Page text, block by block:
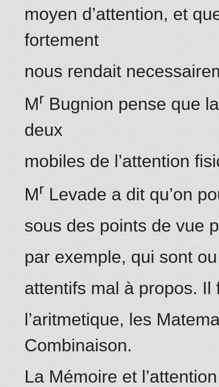
moyen d’attention, et
fortement
nous rendait
Mr Bugnion pense que
deux
mobiles de l’attention
Mr Levade a dit qu’on
sous des points de vue
par exemple, qui sont
attentifs mal à propos.
l’aritmetique, les
Combinaison.
La Mémoire et